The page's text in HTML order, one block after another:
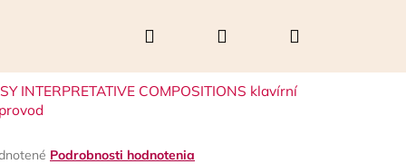
Hľadať PrihlásenieNákupný
INTERPRETATIVE COMPOSITIONS klavírní
Podrobnosti hodnotenia